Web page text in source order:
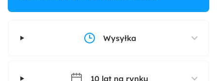
Wysyłka
10 lat na rynku